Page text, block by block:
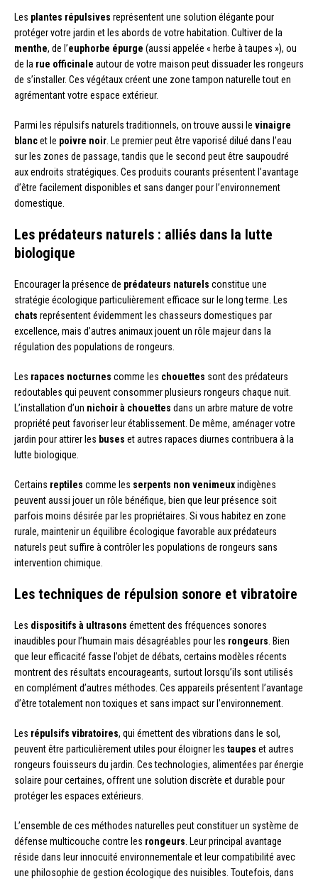
Les plantes répulsives représentent une solution élégante pour
protéger votre jardin et les abords de votre habitation. Cultiver de la
menthe, de l’euphorbe épurge (aussi appelée « herbe à taupes »), ou
de la rue officinale autour de votre maison peut dissuader les rongeurs
de s’installer. Ces végétaux créent une zone tampon naturelle tout en
agrémentant votre espace extérieur.
Parmi les répulsifs naturels traditionnels, on trouve aussi le vinaigre
blancet le poivre noir . Le premier peut être vaporisé dilué dans l’eau
sur les zones de passage, tandis que le second peut être saupoudré
aux endroits stratégiques. Ces produits courants présentent l’avantage
d’être facilement disponibles et sans danger pour l’environnement
domestique.
Les prédateurs naturels : alliés dans la lutte
biologique
Encourager la présence de prédateurs naturels constitue une
stratégie écologique particulièrement efficace sur le long terme. Les
chats représentent évidemment les chasseurs domestiques par
excellence, mais d’autres animaux jouent un rôle majeur dans la
régulation des populations de rongeurs.
Les rapaces nocturnes comme les chouettes sont des prédateurs
redoutables qui peuvent consommer plusieurs rongeurs chaque nuit.
L’installation d’un nichoir à chouettes dans un arbre mature de votre
propriété peut favoriser leur établissement. De même, aménager votre
jardin pour attirer les buses et autres rapaces diurnes contribuera à la
lutte biologique.
Certains reptiles comme les serpents non venimeuxindigènes
peuvent aussi jouer un rôle bénéfique, bien que leur présence soit
parfois moins désirée par les propriétaires. Si vous habitez en zone
rurale, maintenir un équilibre écologique favorable aux prédateurs
naturels peut suffire à contrôler les populations de rongeurs sans
intervention chimique.
Les techniques de répulsion sonore et vibratoire
Les dispositifs à ultrasons émettent des fréquences sonores
inaudibles pour l’humain mais désagréables pour les rongeurs . Bien
que leur efficacité fasse l’objet de débats, certains modèles récents
montrent des résultats encourageants, surtout lorsqu’ils sont utilisés
en complément d’autres méthodes. Ces appareils présentent l’avantage
d’être totalement non toxiques et sans impact sur l’environnement.
Les répulsifs vibratoires, qui émettent des vibrations dans le sol,
peuvent être particulièrement utiles pour éloigner les taupes et autres
rongeurs fouisseurs du jardin. Ces technologies, alimentées par énergie
solaire pour certaines, offrent une solution discrète et durable pour
protéger les espaces extérieurs.
L’ensemble de ces méthodes naturelles peut constituer un système de
défense multicouche contre les rongeurs . Leur principal avantage
réside dans leur innocuité environnementale et leur compatibilité avec
une philosophie de gestion écologique des nuisibles. Toutefois, dans